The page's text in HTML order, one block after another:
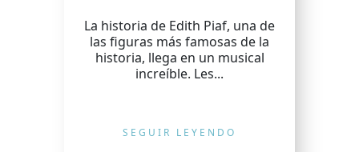
La historia de Edith Piaf, una de
las figuras más famosas de la
historia, llega en un musical
increíble. Les...
SEGUIR LEYENDO